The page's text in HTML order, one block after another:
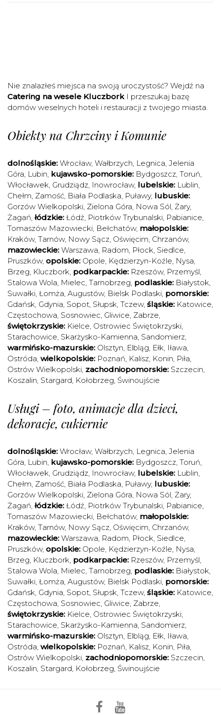
Nie znalazłeś miejsca na swoją uroczystość? Wejdź na
Catering na wesele KluczborkI przeszukaj bazę
domów weselnych hoteli i restauracji z twojego miasta.
Obiekty na Chrzciny i Komunie
dolnośląskie: Wrocław, Wałbrzych, Legnica, Jelenia
Góra, Lubin, kujawsko-pomorskie: Bydgoszcz, Toruń,
Włocławek, Grudziądz, Inowrocław, lubelskie: Lublin,
Chełm, Zamość, Biała Podlaska, Puławy, lubuskie:
Gorzów Wielkopolski, Zielona Góra, Nowa Sól, Żary,
Żagań, łódzkie: Łódź, Piotrków Trybunalski, Pabianice,
Tomaszów Mazowiecki, Bełchatów, małopolskie:
Kraków, Tarnów, Nowy Sącz, Oświęcim, Chrzanów,
mazowieckie: Warszawa, Radom, Płock, Siedlce,
Pruszków, opolskie: Opole, Kędzierzyn-Koźle, Nysa,
Brzeg, Kluczbork, podkarpackie: Rzeszów, Przemyśl,
Stalowa Wola, Mielec, Tarnobrzeg, podlaskie: Białystok,
Suwałki, Łomża, Augustów, Bielsk Podlaski, pomorskie:
Gdańsk, Gdynia, Sopot, Słupsk, Tczew, śląskie: Katowice,
Częstochowa, Sosnowiec, Gliwice, Zabrze,
świętokrzyskie: Kielce, Ostrowiec Świętokrzyski,
Starachowice, Skarżysko-Kamienna, Sandomierz,
warmińsko-mazurskie: Olsztyn, Elbląg, Ełk, Iława,
Ostróda, wielkopolskie: Poznań, Kalisz, Konin, Piła,
Ostrów Wielkopolski, zachodniopomorskie: Szczecin,
Koszalin, Stargard, Kołobrzeg, Świnoujście
Usługi – foto, animacje dla dzieci,
dekoracje, cukiernie
dolnośląskie: Wrocław, Wałbrzych, Legnica, Jelenia
Góra, Lubin, kujawsko-pomorskie: Bydgoszcz, Toruń,
Włocławek, Grudziądz, Inowrocław, lubelskie: Lublin,
Chełm, Zamość, Biała Podlaska, Puławy, lubuskie:
Gorzów Wielkopolski, Zielona Góra, Nowa Sól, Żary,
Żagań, łódzkie: Łódź, Piotrków Trybunalski, Pabianice,
Tomaszów Mazowiecki, Bełchatów, małopolskie:
Kraków, Tarnów, Nowy Sącz, Oświęcim, Chrzanów,
mazowieckie: Warszawa, Radom, Płock, Siedlce,
Pruszków, opolskie: Opole, Kędzierzyn-Koźle, Nysa,
Brzeg, Kluczbork, podkarpackie: Rzeszów, Przemyśl,
Stalowa Wola, Mielec, Tarnobrzeg, podlaskie: Białystok,
Suwałki, Łomża, Augustów, Bielsk Podlaski, pomorskie:
Gdańsk, Gdynia, Sopot, Słupsk, Tczew, śląskie: Katowice,
Częstochowa, Sosnowiec, Gliwice, Zabrze,
świętokrzyskie: Kielce, Ostrowiec Świętokrzyski,
Starachowice, Skarżysko-Kamienna, Sandomierz,
warmińsko-mazurskie: Olsztyn, Elbląg, Ełk, Iława,
Ostróda, wielkopolskie: Poznań, Kalisz, Konin, Piła,
Ostrów Wielkopolski, zachodniopomorskie: Szczecin,
Koszalin, Stargard, Kołobrzeg, Świnoujście